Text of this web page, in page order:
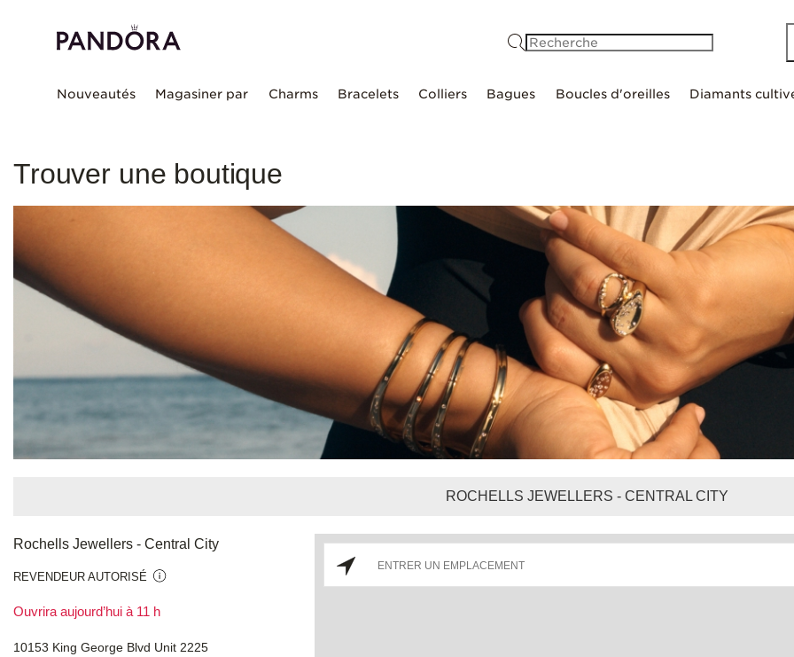
Nouveautés Magasiner par Charms Bracelets Colliers Bagues Boucles d'oreilles Diamants
Trouver une boutique
ROCHELLS JEWELLERS - CENTRAL CITY
Rochells Jewellers - Central City
REVENDEUR AUTORISÉ
Ouvrira aujourd’hui à 11 h
10153 King George Blvd Unit 2225